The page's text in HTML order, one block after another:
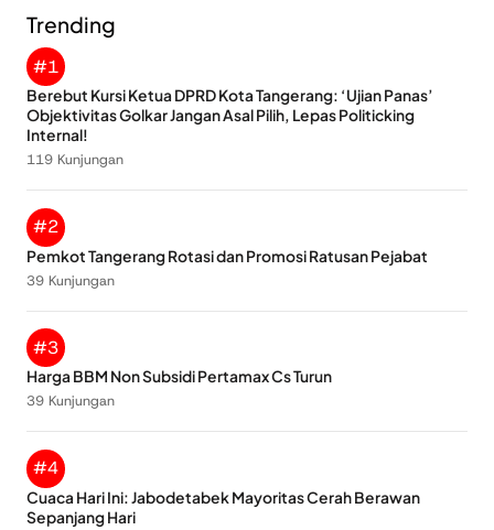
Trending
#1
Berebut Kursi Ketua DPRD Kota Tangerang: ‘Ujian Panas’
Objektivitas Golkar Jangan Asal Pilih, Lepas Politicking
Internal!
119 Kunjungan
#2
Pemkot Tangerang Rotasi dan Promosi Ratusan Pejabat
39 Kunjungan
#3
Harga BBM Non Subsidi Pertamax Cs Turun
39 Kunjungan
#4
Cuaca Hari Ini: Jabodetabek Mayoritas Cerah Berawan
Sepanjang Hari